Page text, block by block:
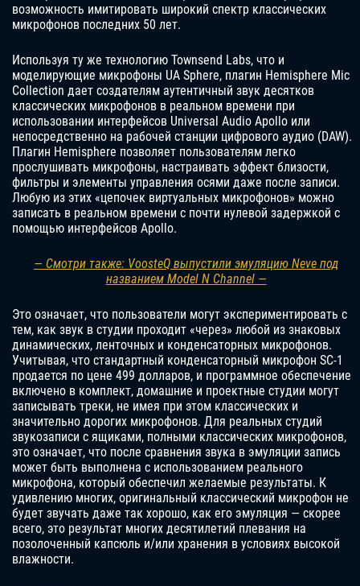
возможность имитировать широкий спектр классических
микрофонов последних 50 лет.
Используя ту же технологию Townsend Labs, что и
моделирующие микрофоны UA Sphere, плагин Hemisphere Mic
Collection дает создателям аутентичный звук десятков
классических микрофонов в реальном времени при
использовании интерфейсов Universal Audio Apollo или
непосредственно на рабочей станции цифрового аудио (DAW).
Плагин Hemisphere позволяет пользователям легко
прослушивать микрофоны, настраивать эффект близости,
фильтры и элементы управления осями даже после записи.
Любую из этих «цепочек виртуальных микрофонов» можно
записать в реальном времени с почти нулевой задержкой с
помощью интерфейсов Apollo.
— Смотри также: VoosteQ выпустили эмуляцию Neve под
названием Model N Channel —
Это означает, что пользователи могут экспериментировать с
тем, как звук в студии проходит «через» любой из знаковых
динамических, ленточных и конденсаторных микрофонов.
Учитывая, что стандартный конденсаторный микрофон SC-1
продается по цене 499 долларов, и программное обеспечение
включено в комплект, домашние и проектные студии могут
записывать треки, не имея при этом классических и
значительно дорогих микрофонов. Для реальных студий
звукозаписи с ящиками, полными классических микрофонов,
это означает, что после сравнения звука в эмуляции запись
может быть выполнена с использованием реального
микрофона, который обеспечил желаемые результаты. К
удивлению многих, оригинальный классический микрофон не
будет звучать даже так хорошо, как его эмуляция — скорее
всего, это результат многих десятилетий плевания на
позолоченный капсюль и/или хранения в условиях высокой
влажности.